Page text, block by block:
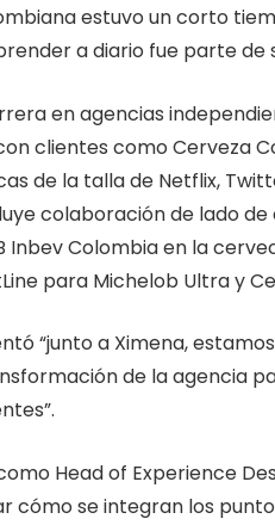
estuvo un corto
a diario fue parte de
en agencias
clientes como Cerveza
de la talla de Netflix,
colaboración de lado
Inbev Colombia en la
para Michelob Ultra y
“junto a Ximena,
de la agencia
Head of Experience
cómo se integran los